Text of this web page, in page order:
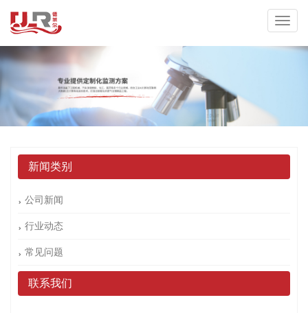
新闻类别
公司新闻
行业动态
常见问题
联系我们